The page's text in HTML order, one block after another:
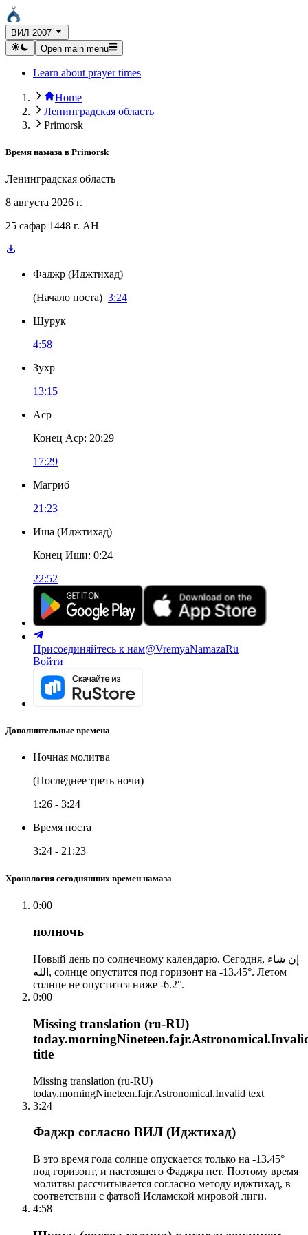
ВИЛ 2007
Open main menu
Learn about prayer times
Home
Ленинградская область
Primorsk
Время намаза в Primorsk
Ленинградская область
8 августа 2026 г.
25 сафар 1448 г. AH
Фаджр (Иджтихад)
(Начало поста) 3:24
Шурук
4:58
Зухр
13:15
Аср
Конец Аср: 20:29
17:29
Магриб
21:23
Иша (Иджтихад)
Конец Иши: 0:24
22:52
Присоединяйтесь к нам@VremyaNamazaRu
Войти
Дополнительные времена
Ночная молитва
(Последнее треть ночи)
1:26 - 3:24
Время поста
3:24 - 21:23
Хронология сегодняшних времен намаза
0:00
полночь
Новый день по солнечному календарю. Сегодня, إن شاء
الله, солнце опустится под горизонт на -13.45°. Летом
солнце не опустится ниже -6.2°.
0:00
Missing translation (ru-RU)
title
Missing translation (ru-RU)
today.morningNineteen.fajr.Astronomical.Invalid text
3:24
Фаджр согласно ВИЛ (Иджтихад)
В это время года солнце опускается только на -13.45°
под горизонт, и настоящего Фаджра нет. Поэтому время
молитвы рассчитывается согласно методу иджтихад, в
соответствии с фатвой Исламской мировой лиги.
4:58